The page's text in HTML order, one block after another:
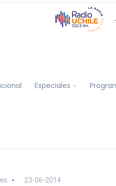
Especiales
23-06-2014